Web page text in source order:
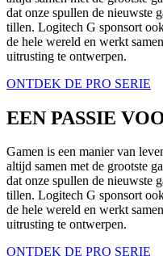
dat onze spullen de nieuwste
tillen. Logitech G sponsort
de hele wereld en werkt
uitrusting te ontwerpen.
ONTDEK DE PRO SERIE
EEN PASSIE
Gamen is een manier van
altijd samen met de grootste
dat onze spullen de nieuwste
tillen. Logitech G sponsort
de hele wereld en werkt
uitrusting te ontwerpen.
ONTDEK DE PRO SERIE